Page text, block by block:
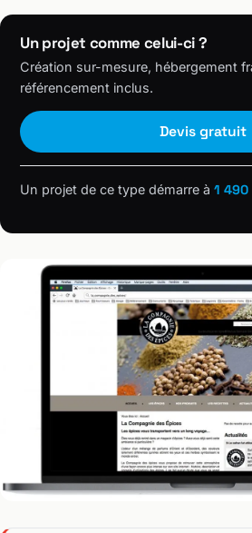
Un projet comme celui-ci ?
Création sur-mesure, hébergement
référencement inclus.
Devis gratuit
Un projet de ce type démarre à 1 490